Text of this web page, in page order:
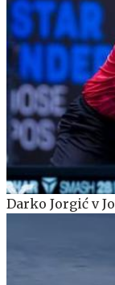
Darko Jorgić v